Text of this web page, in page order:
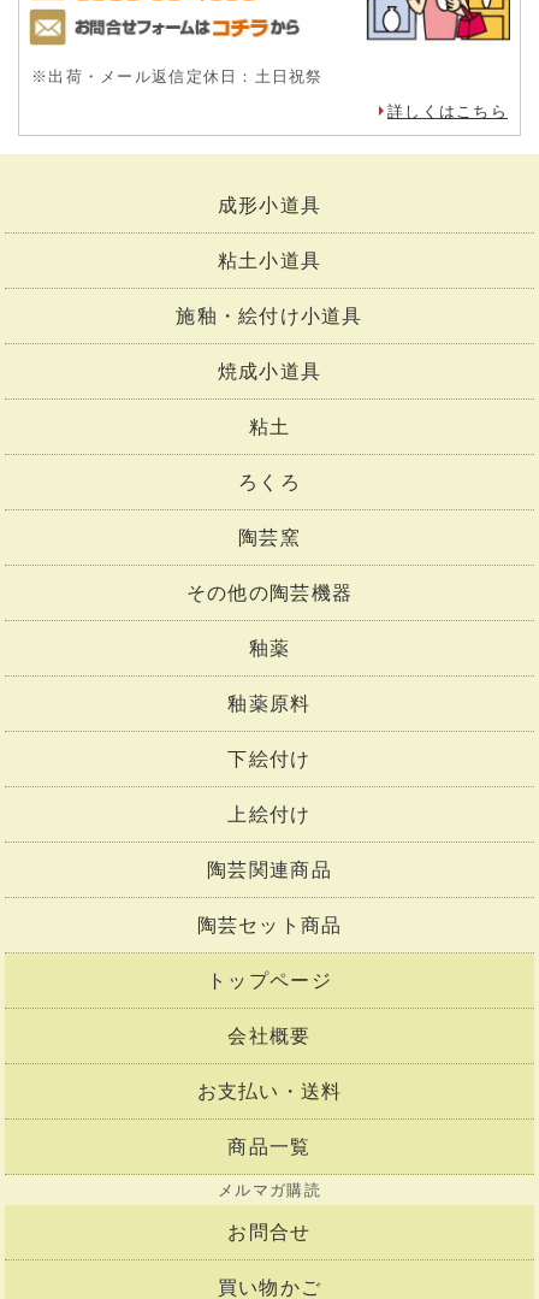
※出荷・メール返信定休日：土日祝祭
詳しくはこちら
成形小道具
粘土小道具
施釉・絵付け小道具
焼成小道具
粘土
ろくろ
陶芸窯
その他の陶芸機器
釉薬
釉薬原料
下絵付け
上絵付け
陶芸関連商品
陶芸セット商品
トップページ
会社概要
お支払い・送料
商品一覧
メルマガ購読
お問合せ
買い物かご